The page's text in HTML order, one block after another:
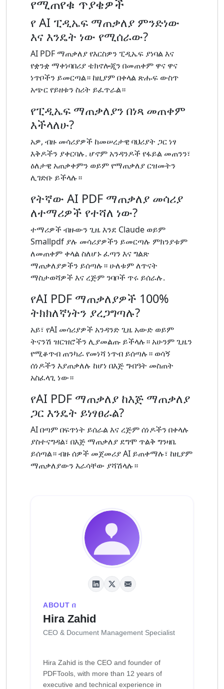
የሚጠየቁ ጥያቄዎች
የ AI ፒዲኤፍ ማጠቃለያ ምንድነው
እና እንዴት ነው የሚሰራው?
AI PDF ማጠቃለያ የእርስዎን ፒዲኤፍ ያነባል እና
የቋንቋ ማቀነባበሪያ ቴክኖሎጂን በመጠቀም ዋና ዋና
ነጥቦችን ይመርጣል። ከዚያም በቀላል ጽሑፍ ውስጥ
አጭር የይዘቱን ስሪት ይፈጥራል።
የፒዲኤፍ ማጠቃለያን በነጻ መጠቀም
እችላለሁ?
አዎ, ብዙ መሳሪያዎች ከመሠረታዊ ባህሪያት ጋር ነፃ
እቅዶችን ያቀርባሉ. ሆኖም አንዳንዶች የፋይል መጠንን፣
ዕለታዊ አጠቃቀምን ወይም የማጠቃለያ ርዝመትን
ሊገድቡ ይችላሉ።
የትኛው AI PDF ማጠቃለያ መሳሪያ
ለተማሪዎች የተሻለ ነው?
ተማሪዎች ብዙውን ጊዜ እንደ Claude ወይም
Smallpdf ያሉ መሳሪያዎችን ይመርጣሉ ምክንያቱም
ለመጠቀም ቀላል ስለሆኑ ፈጣን እና ግልጽ
ማጠቃለያዎችን ይሰጣሉ። ሁለቱም ለጥናት
ማስታወሻዎች እና ረጅም ንባቦች ጥሩ ይሰራሉ.
የAI PDF ማጠቃለያዎች 100%
ትክክለኛነትን ያረጋግጣሉ?
አይ፣ የAI መሳሪያዎች አንዳንድ ጊዜ አውድ ወይም
ትናንሽ ዝርዝሮችን ሊያመልጡ ይችላሉ። አሁንም ጊዜን
የሚቆጥብ ጠንካራ የመነሻ ነጥብ ይሰጣሉ። ወሳኝ
ሰነዶችን እያጠቃለሉ ከሆነ በእጅ ግብዓት መስጠት
አስፈላጊ ነው።
የAI PDF ማጠቃለያ ከእጅ ማጠቃለያ
ጋር እንዴት ይነፃፀራል?
AI በጣም በፍጥነት ይሰራል እና ረጅም ሰነዶችን በቀላሉ
ያስተናግዳል፣ በእጅ ማጠቃለያ ደግሞ ጥልቅ ግንዛቤ
ይሰጣል። ብዙ ሰዎች መጀመሪያ AI ይጠቀማሉ፣ ከዚያም
ማጠቃለያውን እራሳቸው ያሻሽላሉ።
ABOUT በ
Hira Zahid
CEO & Document Management Specialist
Hira Zahid is the CEO and founder of
PDFTools, with more than 12 years of
executive and technical experience in